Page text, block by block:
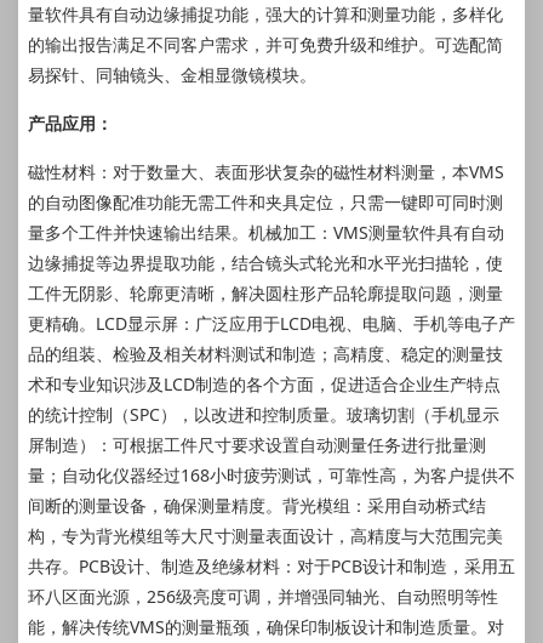
量软件具有自动边缘捕捉功能，强大的计算和测量功能，多样化
的输出报告满足不同客户需求，并可免费升级和维护。可选配简
易探针、同轴镜头、金相显微镜模块。
产品应用：
磁性材料：对于数量大、表面形状复杂的磁性材料测量，本VMS
的自动图像配准功能无需工件和夹具定位，只需一键即可同时测
量多个工件并快速输出结果。机械加工：VMS测量软件具有自动
边缘捕捉等边界提取功能，结合镜头式轮光和水平光扫描轮，使
工件无阴影、轮廓更清晰，解决圆柱形产品轮廓提取问题，测量
更精确。LCD显示屏：广泛应用于LCD电视、电脑、手机等电子产
品的组装、检验及相关材料测试和制造；高精度、稳定的测量技
术和专业知识涉及LCD制造的各个方面，促进适合企业生产特点
的统计控制（SPC），以改进和控制质量。玻璃切割（手机显示
屏制造）：可根据工件尺寸要求设置自动测量任务进行批量测
量；自动化仪器经过168小时疲劳测试，可靠性高，为客户提供不
间断的测量设备，确保测量精度。背光模组：采用自动桥式结
构，专为背光模组等大尺寸测量表面设计，高精度与大范围完美
共存。PCB设计、制造及绝缘材料：对于PCB设计和制造，采用五
环八区面光源，256级亮度可调，并增强同轴光、自动照明等性
能，解决传统VMS的测量瓶颈，确保印制板设计和制造质量。对